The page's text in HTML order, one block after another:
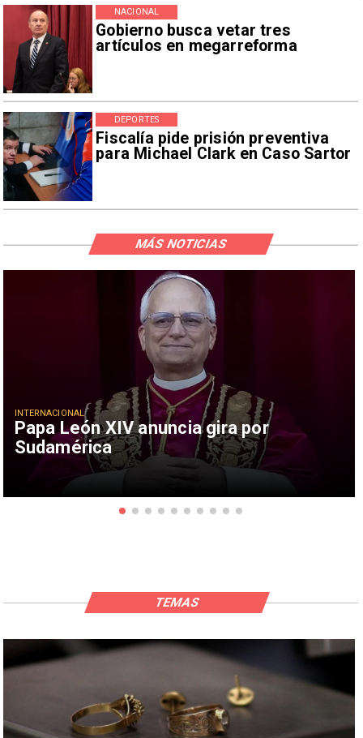
Gobierno busca vetar tres
artículos en megarreforma
NACIONAL
Fiscalía pide prisión preventiva
para Michael Clark en Caso Sartor
DEPORTES
Papa León XIV anuncia gira por
Sudamérica
INTERNACIONAL
MÁS NOTICIAS
TEMAS